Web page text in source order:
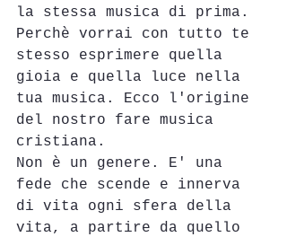
la stessa musica di prima.
Perchè vorrai con tutto te
stesso esprimere quella
gioia e quella luce nella
tua musica. Ecco l'origine
del nostro fare musica
cristiana.
Non è un genere. E' una
fede che scende e innerva
di vita ogni sfera della
vita, a partire da quello